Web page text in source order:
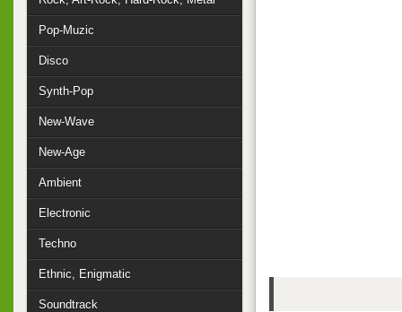
Pop-Muzic
Disco
Synth-Pop
New-Wave
New-Age
Ambient
Electronic
Techno
Ethnic, Enigmatic
Soundtrack